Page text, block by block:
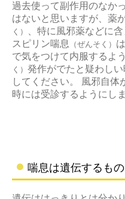
過去使って副作用のなか
はないと思いますが、薬
く）
、特に風邪薬などに
スピリン喘息
（ぜんそく）
で気をつけて内服するよ
く） 発作がでたと疑わし
してください。 風邪自体
時には受診するようにし
喘息は遺伝するも